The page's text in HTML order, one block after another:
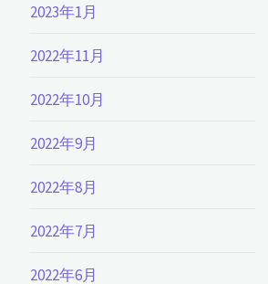
2023年1月
2022年11月
2022年10月
2022年9月
2022年8月
2022年7月
2022年6月